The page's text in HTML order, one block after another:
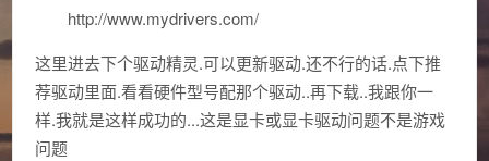
http://www.mydrivers.com/
这里进去下个驱动精灵.可以更新驱动.还不行的话.点下推
荐驱动里面.看看硬件型号配那个驱动..再下载..我跟你一
样.我就是这样成功的...这是显卡或显卡驱动问题不是游戏
问题